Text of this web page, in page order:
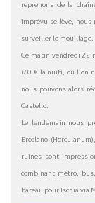
reprenons de la
imprévu se lève, nous
surveiller le mouillage.
Ce matin vendredi 22
(70 € la nuit), où l’on
nous pouvons alors
Castello.
Le lendemain nous
Ercolano
ruines sont
combinant métro,
bateau pour Ischia via